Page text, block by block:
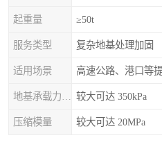
起重量 ≥50t
服务类型 复杂地基处理加固
适用场景 高速公路、港口等
较大可达 350kPa
压缩模量 较大可达 20MPa